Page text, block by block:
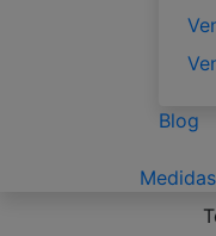
Blog
Medidas